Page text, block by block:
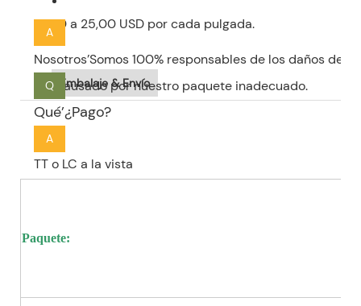
10,00 a 25,00 USD por cada pulgada.
¿Qué tal su garantía de calidad?
A
Nosotros’Somos 100% responsables de los daños de
si’S causado por nuestro paquete inadecuado.
Q
Qué’¿Pago?
A
TT o LC a la vista
Embalaje & Envío
Paquete: